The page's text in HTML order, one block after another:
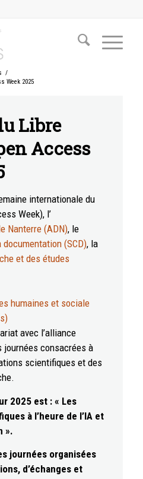
/
Week 2025
Libre
Access
internationale du
Week), l’
Nanterre (ADN), le
(SCD), la
et des études
humaines et sociale
avec l’alliance
journées consacrées à
scientifiques et des
2025 est : « Les
à l’heure de l’IA et
».
journées organisées
d’échanges et